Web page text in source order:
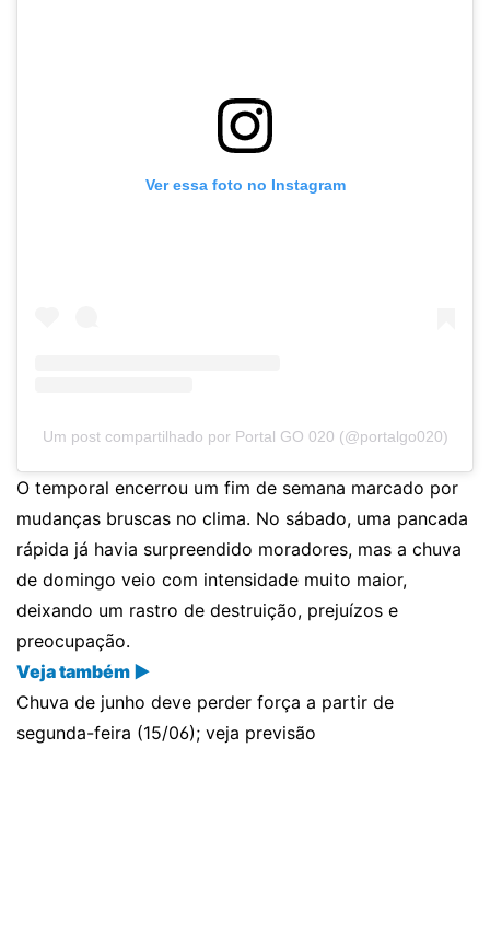
Ver essa foto no Instagram
Um post compartilhado por Portal GO 020 (@portalgo020)
O temporal encerrou um fim de semana marcado por
mudanças bruscas no clima. No sábado, uma pancada
rápida já havia surpreendido moradores, mas a chuva
de domingo veio com intensidade muito maior,
deixando um rastro de destruição, prejuízos e
preocupação.
Veja também ▶
Chuva de junho deve perder força a partir de
segunda-feira (15/06); veja previsão